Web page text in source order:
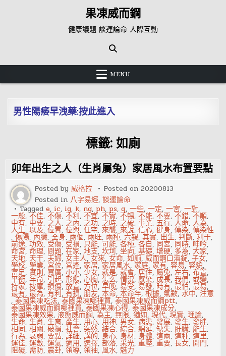
果凍威而鋼
健康議題 談運論命 人際互動
MENU
男性陽痿早洩藥:按此進入
標籤: 如廁
卯年出生之人（生肖屬兔）家居風水布置要點
Posted by威格拉 Posted on20200813
Posted in 八字易經,談運論命
Taggede, ic, ig, k, ng, ph, ps,q,一些,一定,一宮,一對,
一般,不佳,不傷,不利,不宜,不實,不暢,不能,不要,不錯,不順,
中有, 中要, 之人, 之內, 之功, 之時, 之破,事業,五行,人命,人為,
人生,以及,位置,位與,住宅,來襲,來說,信心,健身,傳染,傳染性
,傷陽, 內臟,全身, 兩個, 兩旺, 兩種,六親,其實, 出生,判斷,利于,
前途,功效, 受傷, 受損, 只能,可能,各種,各自, 同宮, 同時, 呻吟,
命宮,命理, 問題,在家,地支,坎坷,坐向,基礎,增硬, 多為,大家,
天地, 天干, 夫婦,女主人,女來,女命,如廁,威而鋼口溶錠,子女,
學校,學業, 宮位, 宮逢, 家居, 家居風水, 家庭, 家有,容易,容貌,
富足,實則, 寬廣,小小,少女,就是,就會,居住,屬兔,左右,布置,
平衡,年命, 引起,形態,心胸, 怎么,情況,感染, 成長,我們, 或變,
持家,按摩,損傷,放置, 方位,早晚,易受,易發, 時有,最怕,最易,
最有,最為,有利,有損,朋友,本命,本命年,根據,氣數,水中, 注意
,泰國果凍吃法,泰國果凍哪裡買,泰國果凍威而鋼ptt,
泰國果凍威而鋼哪裡買,泰國果凍心得,泰國果凍成分,
泰國果凍效果,液態威而鋼,為主,無限,猶如,現代,現實,理論,
生命,生肖,生育,產生,用心,用神, 男女,病患,發展,發生,發胖,
相同,相關,破損,社會,突然,結合,綜合,綿延,缺失,肝臟, 能生,
行為,衰弱,要點,詳細,講的,身心,身材,身體,這兩,這種,這里,
運佳,運數,運氣,適用,選擇,部落,采光,重壓,重要,長女, 開門,
阻礙, 需防, 震卦,領導,領袖, 風水, 魅力